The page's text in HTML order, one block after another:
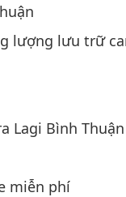
lượng lưu trữ
Lagi Bình Thuận
miễn phí